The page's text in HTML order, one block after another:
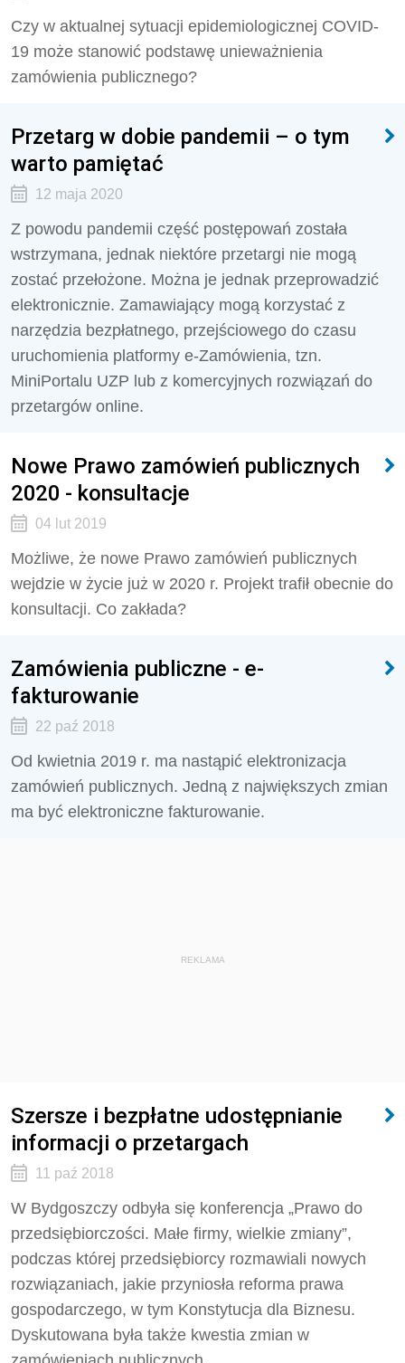
Czy w aktualnej sytuacji epidemiologicznej COVID-
19 może stanowić podstawę unieważnienia
zamówienia publicznego?
Przetarg w dobie pandemii – o tym
warto pamiętać
12 maja 2020
Z powodu pandemii część postępowań została
wstrzymana, jednak niektóre przetargi nie mogą
zostać przełożone. Można je jednak przeprowadzić
elektronicznie. Zamawiający mogą korzystać z
narzędzia bezpłatnego, przejściowego do czasu
uruchomienia platformy e-Zamówienia, tzn.
MiniPortalu UZP lub z komercyjnych rozwiązań do
przetargów online.
Nowe Prawo zamówień publicznych
2020 - konsultacje
04 lut 2019
Możliwe, że nowe Prawo zamówień publicznych
wejdzie w życie już w 2020 r. Projekt trafił obecnie do
konsultacji. Co zakłada?
Zamówienia publiczne - e-
fakturowanie
22 paź 2018
Od kwietnia 2019 r. ma nastąpić elektronizacja
zamówień publicznych. Jedną z największych zmian
ma być elektroniczne fakturowanie.
REKLAMA
Szersze i bezpłatne udostępnianie
informacji o przetargach
11 paź 2018
W Bydgoszczy odbyła się konferencja „Prawo do
przedsiębiorczości. Małe firmy, wielkie zmiany”,
podczas której przedsiębiorcy rozmawiali nowych
rozwiązaniach, jakie przyniosła reforma prawa
gospodarczego, w tym Konstytucja dla Biznesu.
Dyskutowana była także kwestia zmian w